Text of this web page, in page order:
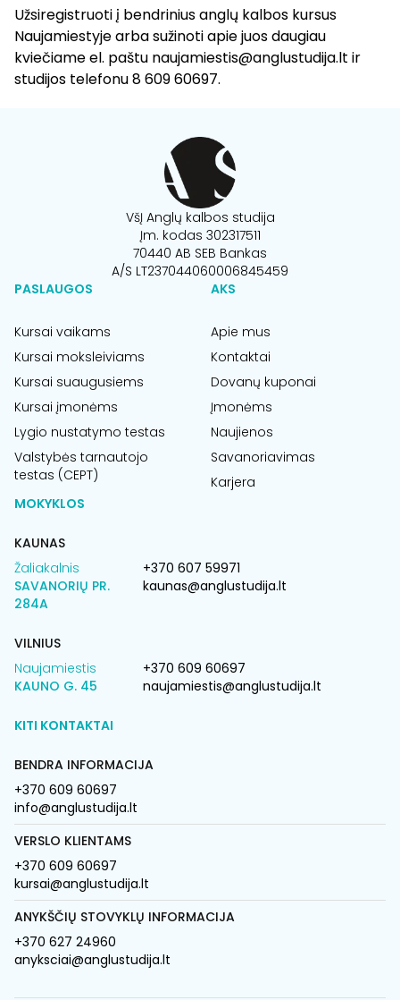
Užsiregistruoti į bendrinius anglų kalbos kursus
Naujamiestyje arba sužinoti apie juos daugiau
kviečiame el. paštu naujamiestis@anglustudija.lt ir
studijos telefonu 8 609 60697.
VšĮ Anglų kalbos studija
Įm. kodas 302317511
70440 AB SEB Bankas
A/S LT237044060006845459
PASLAUGOS
Kursai vaikams
Kursai moksleiviams
Kursai suaugusiems
Kursai įmonėms
Lygio nustatymo testas
Valstybės tarnautojo
testas (CEPT)
AKS
Apie mus
Kontaktai
Dovanų kuponai
Įmonėms
Naujienos
Savanoriavimas
Karjera
MOKYKLOS
KAUNAS
Žaliakalnis
SAVANORIŲ PR.
284A
+370 607 59971
kaunas@anglustudija.lt
VILNIUS
Naujamiestis
KAUNO G. 45
+370 609 60697
naujamiestis@anglustudija.lt
KITI KONTAKTAI
BENDRA INFORMACIJA
+370 609 60697
info@anglustudija.lt
VERSLO KLIENTAMS
+370 609 60697
kursai@anglustudija.lt
ANYKŠČIŲ STOVYKLŲ INFORMACIJA
+370 627 24960
anyksciai@anglustudija.lt